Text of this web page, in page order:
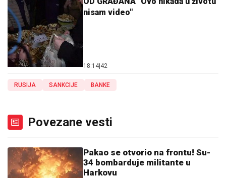
nisam video"
18:14 42
RUSIJA SANKCIJE BANKE
Povezane vesti
Pakao se otvorio na frontu! Su-
34 bombarduje militante u
Harkovu